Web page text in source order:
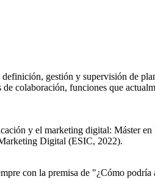
gestión y supervisión de
colaboración, funciones que
y el marketing digital: Máster
Digital (ESIC, 2022).
con la premisa de "¿Cómo podría